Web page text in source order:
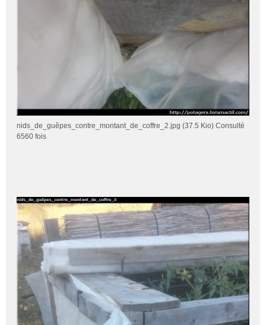
nids_de_guêpes_contre_montant_de_coffre_2.jpg (37.5 Kio) Consulté
6560 fois